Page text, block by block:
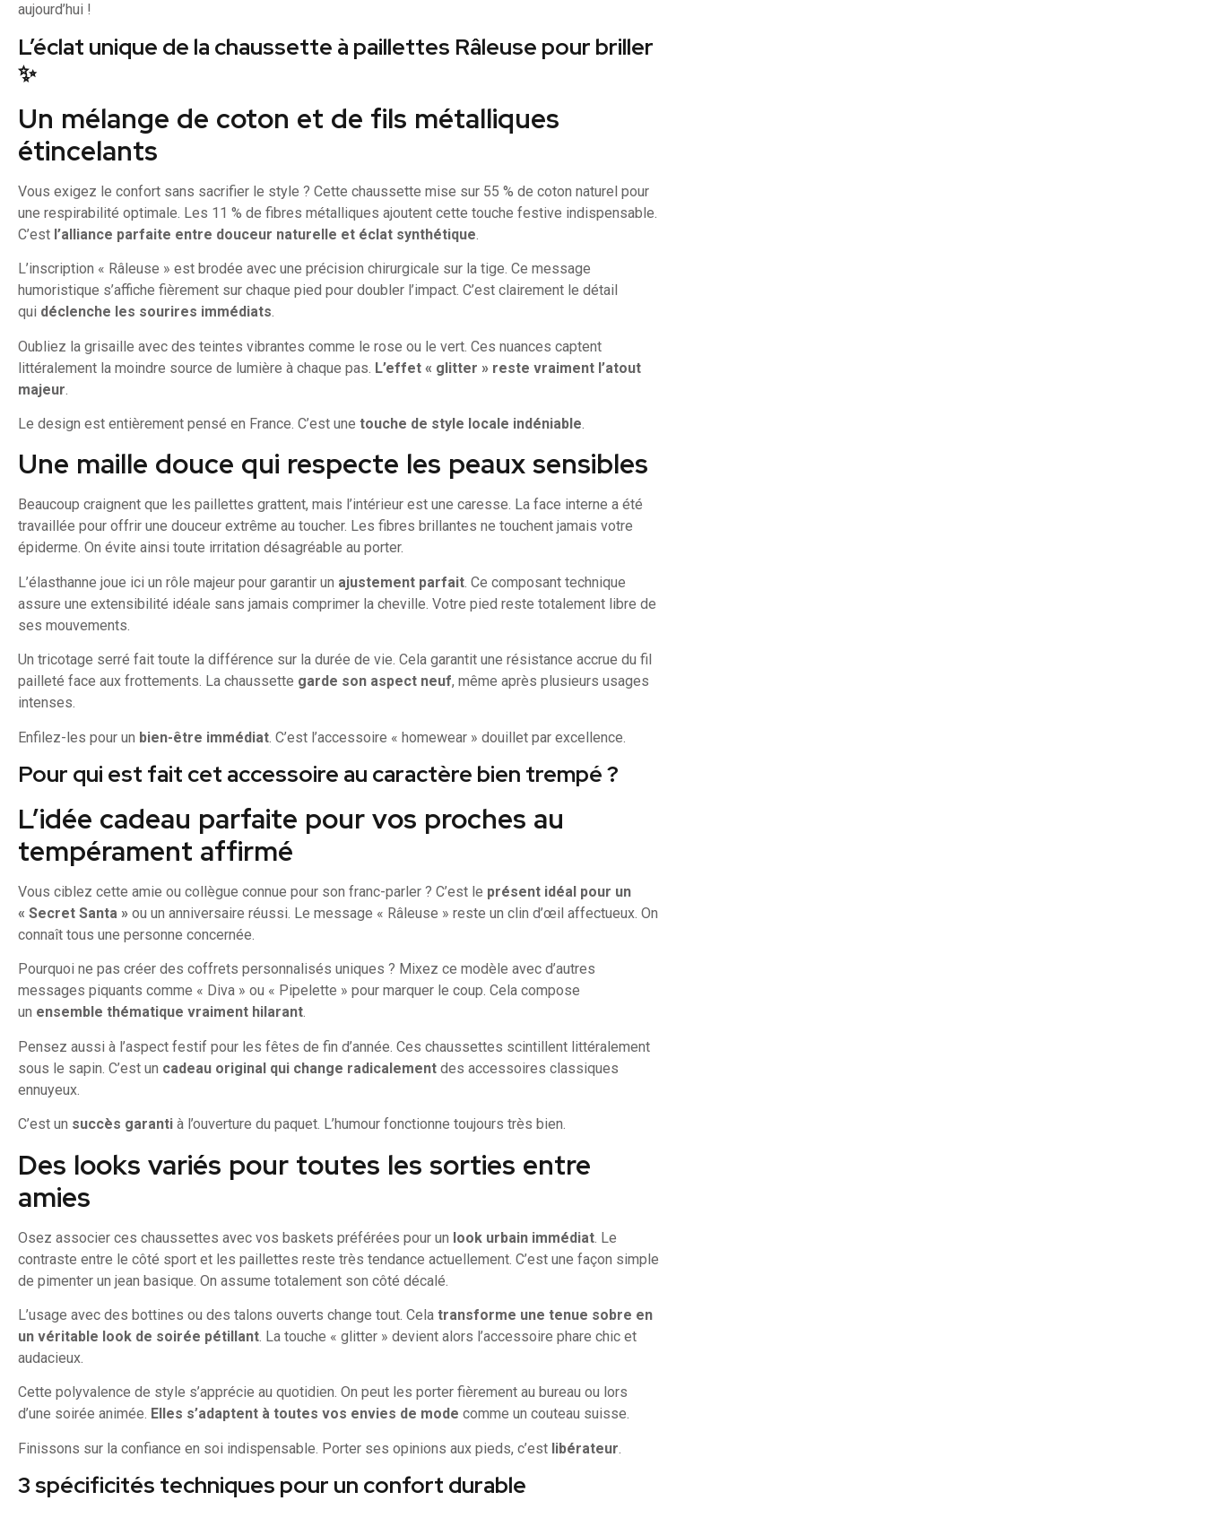
aujourd’hui !
L’éclat unique de la chaussette à paillettes Râleuse pour briller
✨
Un mélange de coton et de fils métalliques
étincelants
Vous exigez le confort sans sacrifier le style ? Cette chaussette mise sur 55 % de coton naturel pour
une respirabilité optimale. Les 11 % de fibres métalliques ajoutent cette touche festive indispensable.
C’est l’alliance parfaite entre douceur naturelle et éclat synthétique.
L’inscription « Râleuse » est brodée avec une précision chirurgicale sur la tige. Ce message
humoristique s’affiche fièrement sur chaque pied pour doubler l’impact. C’est clairement le détail
qui déclenche les sourires immédiats.
Oubliez la grisaille avec des teintes vibrantes comme le rose ou le vert. Ces nuances captent
littéralement la moindre source de lumière à chaque pas. L’effet « glitter » reste vraiment l’atout
majeur
Le design est entièrement pensé en France. C’est une touche de style locale indéniable.
Une maille douce qui respecte les peaux sensibles
Beaucoup craignent que les paillettes grattent, mais l’intérieur est une caresse. La face interne a été
travaillée pour offrir une douceur extrême au toucher. Les fibres brillantes ne touchent jamais votre
épiderme. On évite ainsi toute irritation désagréable au porter.
L’élasthanne joue ici un rôle majeur pour garantir un ajustement parfait. Ce composant technique
assure une extensibilité idéale sans jamais comprimer la cheville. Votre pied reste totalement libre de
ses mouvements.
Un tricotage serré fait toute la différence sur la durée de vie. Cela garantit une résistance accrue du fil
pailleté face aux frottements. La chaussette garde son aspect neuf, même après plusieurs usages
intenses.
Enfilez-les pour un bien-être immédiat . C’est l’accessoire « homewear » douillet par excellence.
Pour qui est fait cet accessoire au caractère bien trempé ?
L’idée cadeau parfaite pour vos proches au
tempérament affirmé
Vous ciblez cette amie ou collègue connue pour son franc-parler ? C’est le présent idéal pour un
« Secret Santa » ou un anniversaire réussi. Le message « Râleuse » reste un clin d’œil affectueux. On
connaît tous une personne concernée.
Pourquoi ne pas créer des coffrets personnalisés uniques ? Mixez ce modèle avec d’autres
messages piquants comme « Diva » ou « Pipelette » pour marquer le coup. Cela compose
un ensemble thématique vraiment hilarant.
Pensez aussi à l’aspect festif pour les fêtes de fin d’année. Ces chaussettes scintillent littéralement
sous le sapin. C’est un cadeau original qui change radicalement des accessoires classiques
ennuyeux.
C’est un succès garanti à l’ouverture du paquet. L’humour fonctionne toujours très bien.
Des looks variés pour toutes les sorties entre
amies
Osez associer ces chaussettes avec vos baskets préférées pour un look urbain immédiat . Le
contraste entre le côté sport et les paillettes reste très tendance actuellement. C’est une façon simple
de pimenter un jean basique. On assume totalement son côté décalé.
L’usage avec des bottines ou des talons ouverts change tout. Cela transforme une tenue sobre en
un véritable look de soirée pétillant. La touche « glitter » devient alors l’accessoire phare chic et
audacieux.
Cette polyvalence de style s’apprécie au quotidien. On peut les porter fièrement au bureau ou lors
d’une soirée animée. Elles s’adaptent à toutes vos envies de mode comme un couteau suisse.
Finissons sur la confiance en soi indispensable. Porter ses opinions aux pieds, c’est libérateur
3 spécificités techniques pour un confort durable